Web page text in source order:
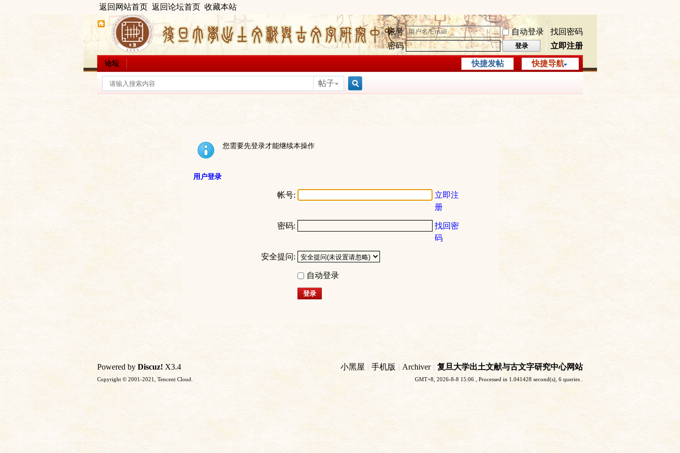
返回网站首页 返回论坛首页 收藏本站
帐号 自动登录
找回密码
密码
登录 立即注册
快捷导航
论坛 快捷发帖
帖子
您需要先登录才能继续本操作
用户登录
帐号:
立即注
册
密码:
找回密
码
安全提问:
自动登录
登录
小黑屋 | 手机版 | Archiver | 复旦大学出土文献与古文字研究中心网站
GMT+8, 2026-8-8 15:06 , Processed in 1.041428 second(s), 6 queries .
Powered by Discuz! X3.4
Copyright © 2001-2021, Tencent Cloud.